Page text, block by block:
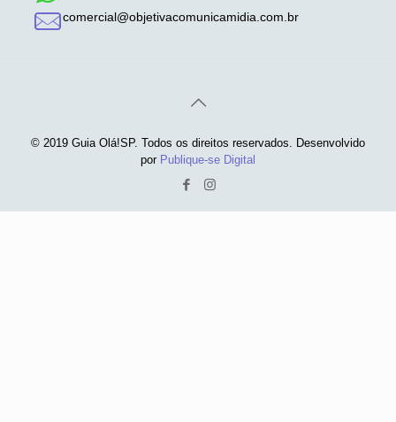
comercial@objetivacomunicamidia.com.br
© 2019 Guia Olá!SP. Todos os direitos reservados. Desenvolvido
por Publique-se Digital